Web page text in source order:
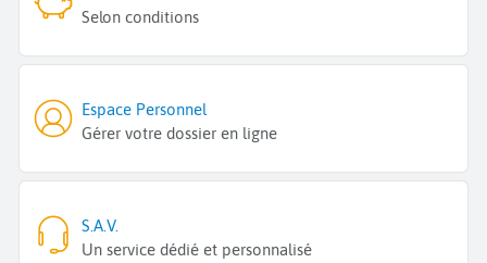
Selon conditions
Espace Personnel
Gérer votre dossier en ligne
S.A.V.
Un service dédié et personnalisé